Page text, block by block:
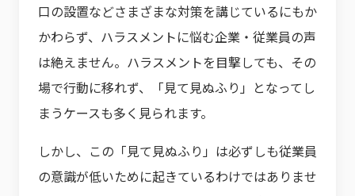
口の設置などさまざまな対策を講じているにもか
かわらず、ハラスメントに悩む企業・従業員の声
は絶えません。ハラスメントを目撃しても、その
場で行動に移れず、「見て見ぬふり」となってし
まうケースも多く見られます。
しかし、この「見て見ぬふり」は必ずしも従業員
の意識が低いために起きているわけではありませ